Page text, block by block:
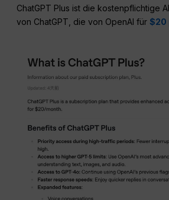
ChatGPT Plus ist die kostenpflichtige
von ChatGPT, die von OpenAI für$20